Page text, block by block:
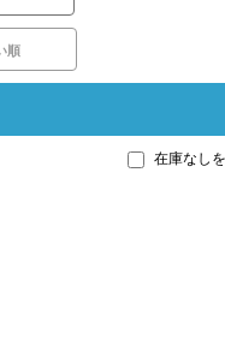
順
在庫なし